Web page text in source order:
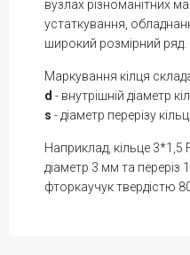
вузлах різноманітних
устаткування,
широкий розмірний ряд.
Маркування кілця
d - внутрішній діаметр
s - діаметр перерізу
Наприклад, кільце 3*1,5
діаметр 3 мм та переріз
фторкаучук твердістю